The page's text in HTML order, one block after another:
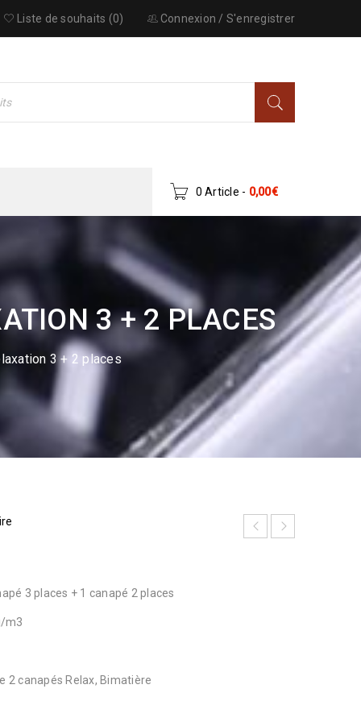
Connexion / S'enregistrer
Liste de souhaits (0)
0 Article - 0,00€
3 + 2 PLACES
3 + 2 places
3 places + 1 canapé 2 places
m3
2 canapés Relax, Bimatière